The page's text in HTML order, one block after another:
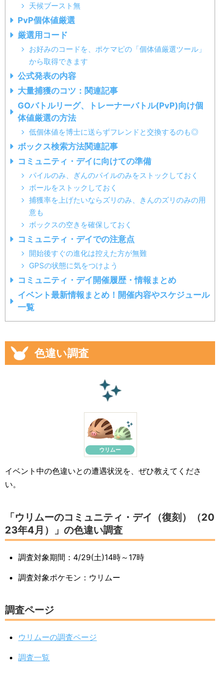
天候ブースト無
PvP個体値厳選
厳選用コード
お好みのコードを、ポケマピの「個体値厳選ツール」
から取得できます
公式発表の内容
大量捕獲のコツ：関連記事
GOバトルリーグ、トレーナーバトル(PvP)向け個
体値厳選の方法
低個体値を博士に送らずフレンドと交換するのも◎
ボックス検索方法関連記事
コミュニティ・デイに向けての準備
パイルのみ、ぎんのパイルのみをストックしておく
ボールをストックしておく
捕獲率を上げたいならズリのみ、きんのズリのみの用
意も
ボックスの空きを確保しておく
コミュニティ・デイでの注意点
開始後すぐの進化は控えた方が無難
GPSの状態に気をつけよう
コミュニティ・デイ開催履歴・情報まとめ
イベント最新情報まとめ！開催内容やスケジュール
一覧
色違い調査
ウリムー
イベント中の色違いとの遭遇状況を、ぜひ教えてくださ
い。
「ウリムーのコミュニティ・デイ（復刻）（20
23年4月）」の色違い調査
調査対象期間：4/29(土)14時～17時
調査対象ポケモン：ウリムー
調査ページ
ウリムーの調査ページ
調査一覧